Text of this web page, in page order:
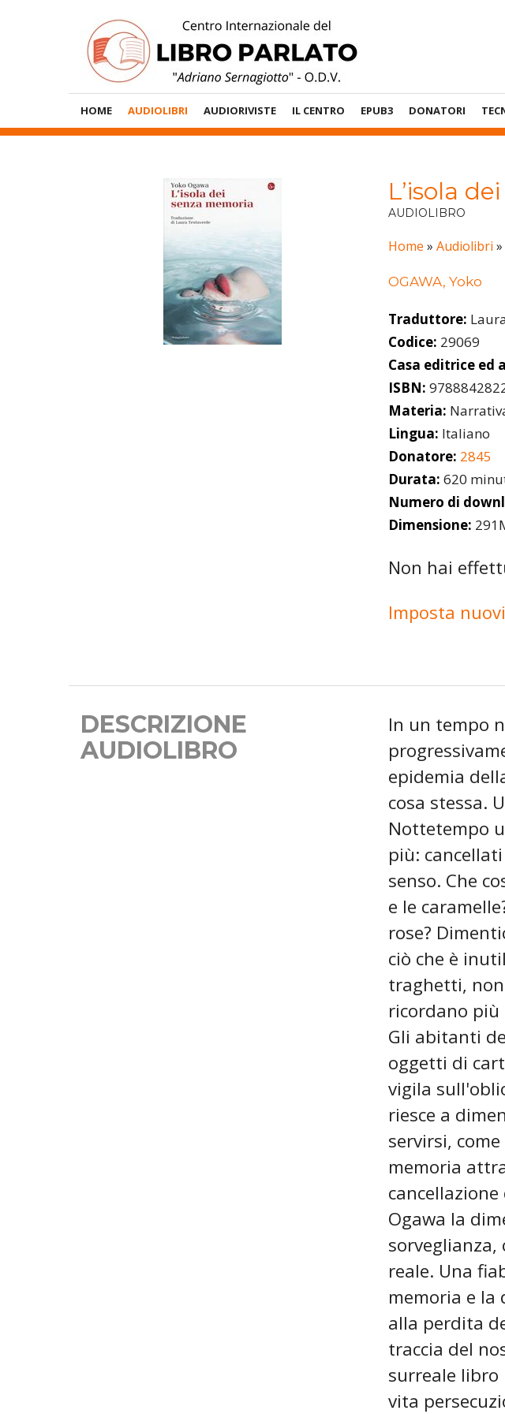
Menù
Principale
HOME AUDIOLIBRI AUDIORIVISTE IL CENTRO EPUB3 DONATORI
L’isola
AUDIOLIBRO
Home » Audiolibri »
OGAWA, Yoko
Traduttore:
Codice: 29069
Casa editrice ed
ISBN:
Materia:
Lingua: Italiano
Donatore: 2845
Durata: 620
Numero di
Dimensione:
Non hai
Imposta
DESCRIZIONE
AUDIOLIBRO
In un tempo
epidemia
cosa stessa.
Nottetempo
più:
senso. Che
e le
rose?
ciò che è
traghetti,
ricordano più
Gli abitanti
oggetti di
vigila
riesce a
servirsi,
memoria
Ogawa la
reale. Una
memoria e la
alla perdita
traccia del
surreale libro
vita